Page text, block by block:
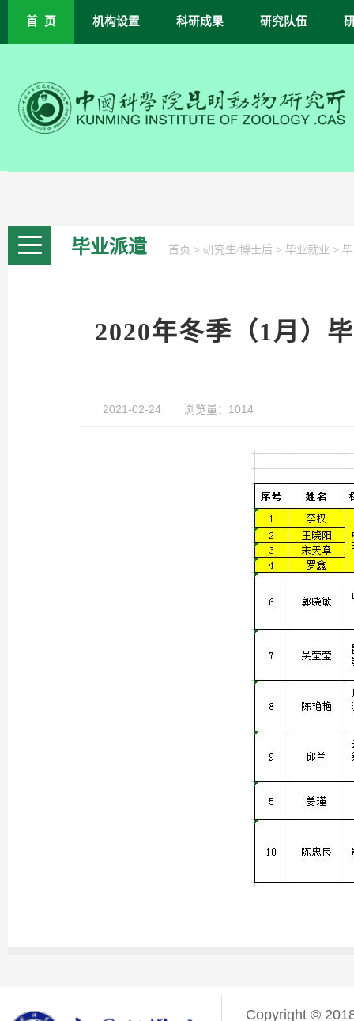
首 页 机构设置 科研成果 研究队伍
毕业派遣 首页 > 研究生/博士后 > 毕业就业 >
2020年冬季（1月）
2021-02-24 浏览量：1014
Copyright ©